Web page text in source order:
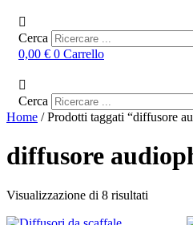
Cerca
0,00 € 0 Carrello
Cerca
Home / Prodotti taggati “diffusore
diffusore
Visualizzazione di 8 risultati